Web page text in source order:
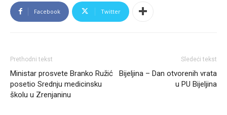
Facebook Twitter
Prethodni tekst
Ministar prosvete Branko Ružić
posetio Srednju medicinsku
školu u Zrenjaninu
Sledeći tekst
Bijeljina – Dan otvorenih vrata
u PU Bijeljina